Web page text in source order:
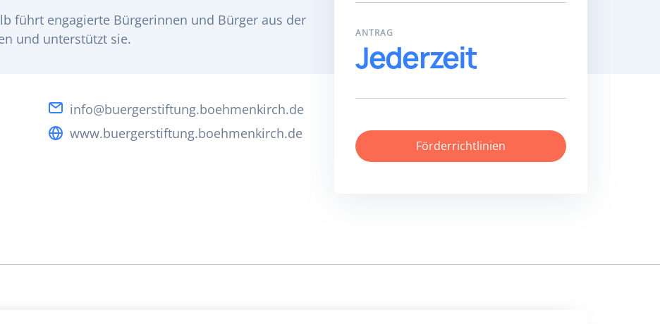
führt engagierte Bürgerinnen und Bürger aus der
und unterstützt sie.
info@buergerstiftung.boehmenkirch.de
www.buergerstiftung.boehmenkirch.de
ANTRAG
Jederzeit
Förderrichtlinien